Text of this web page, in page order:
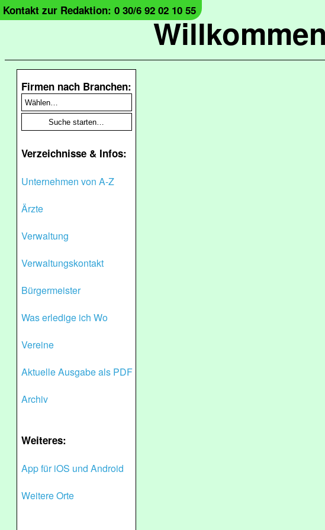
Kontakt zur Redaktion: 0 30/6 92 02 10 55
Firmen nach Branchen:
Verzeichnisse & Infos:
Unternehmen von A-Z
Ärzte
Verwaltung
Verwaltungskontakt
Bürgermeister
Was erledige ich Wo
Vereine
Aktuelle Ausgabe als PDF
Archiv
Weiteres:
App für iOS und Android
Weitere Orte